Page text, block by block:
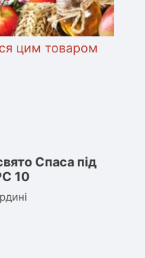
товаром
Спаса під
10